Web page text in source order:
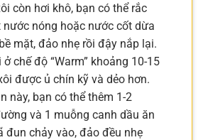
còn hơi khô, bạn có thể rắc
nóng hoặc nước cốt dừa
mặt, đảo nhẹ rồi đậy nắp lại.
chế độ “Warm” khoảng 10-15
được ủ chín kỹ và dẻo hơn.
này, bạn có thể thêm 1-2
và 1 muỗng canh dầu ăn
đun chảy vào, đảo đều nhẹ